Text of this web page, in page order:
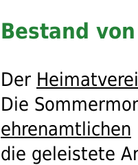
Bestand
Der
Die
ehrenamtlichen
die geleistete